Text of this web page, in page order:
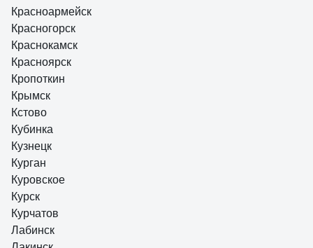
Красноармейск
Красногорск
Краснокамск
Красноярск
Кропоткин
Крымск
Кстово
Кубинка
Кузнецк
Курган
Куровское
Курск
Курчатов
Лабинск